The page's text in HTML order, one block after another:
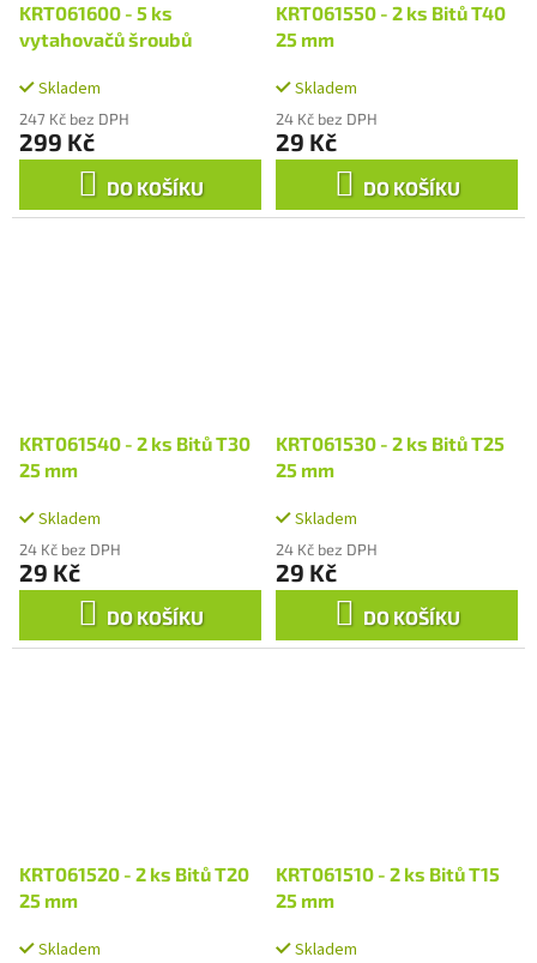
KRT061600 - 5 ks
vytahovačů šroubů
Skladem
247 Kč bez DPH
299 Kč
DO KOŠÍKU
KRT061550 - 2 ks Bitů T40
25 mm
Skladem
24 Kč bez DPH
29 Kč
DO KOŠÍKU
KRT061540 - 2 ks Bitů T30
25 mm
Skladem
24 Kč bez DPH
29 Kč
DO KOŠÍKU
KRT061530 - 2 ks Bitů T25
25 mm
Skladem
24 Kč bez DPH
29 Kč
DO KOŠÍKU
KRT061520 - 2 ks Bitů T20
25 mm
Skladem
KRT061510 - 2 ks Bitů T15
25 mm
Skladem